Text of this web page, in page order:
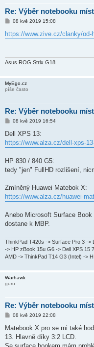
Re: Výběr notebooku
P
í
s
e
08 kvě 2019 15:08
https://www.zive.cz/clanky/od-
Asus ROG Strix G18
MyEgo.cz
píše často
Re: Výběr notebooku
P
í
p
e
k
08 kvě 2019 16:54
Dell XPS 13:
https://www.alza.cz/dell-xps-
HP 830 / 840 G5:
tedy "jen" FullHD rozlišení,
Zmíněný Huawei Matebok X:
https://www.alza.cz/huawei-
Anebo Microsoft Surface
dostane k MBP.
ThinkPad T420s -> Surface Pro 3 ->
-> HP zBook 15u G6 -> Dell XPS 15
AMD -> ThinkPad T14 G3 (Intel) ->
Warhawk
guru
Re: Výběr notebooku
P
í
p
ě
08 kvě 2019 22:08
Matebook X pro se mi také
13. Hlavně díky 3:2 LCD.